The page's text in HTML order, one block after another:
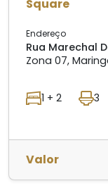
Square
Endereço
Rua Marechal
Zona 07,
1 + 2 3
Valor